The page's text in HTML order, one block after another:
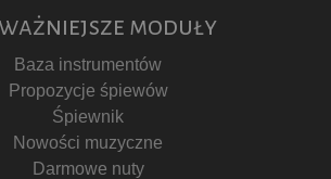
moduły
Baza instrumentów
Propozycje śpiewów
Śpiewnik
Nowości muzyczne
Darmowe nuty